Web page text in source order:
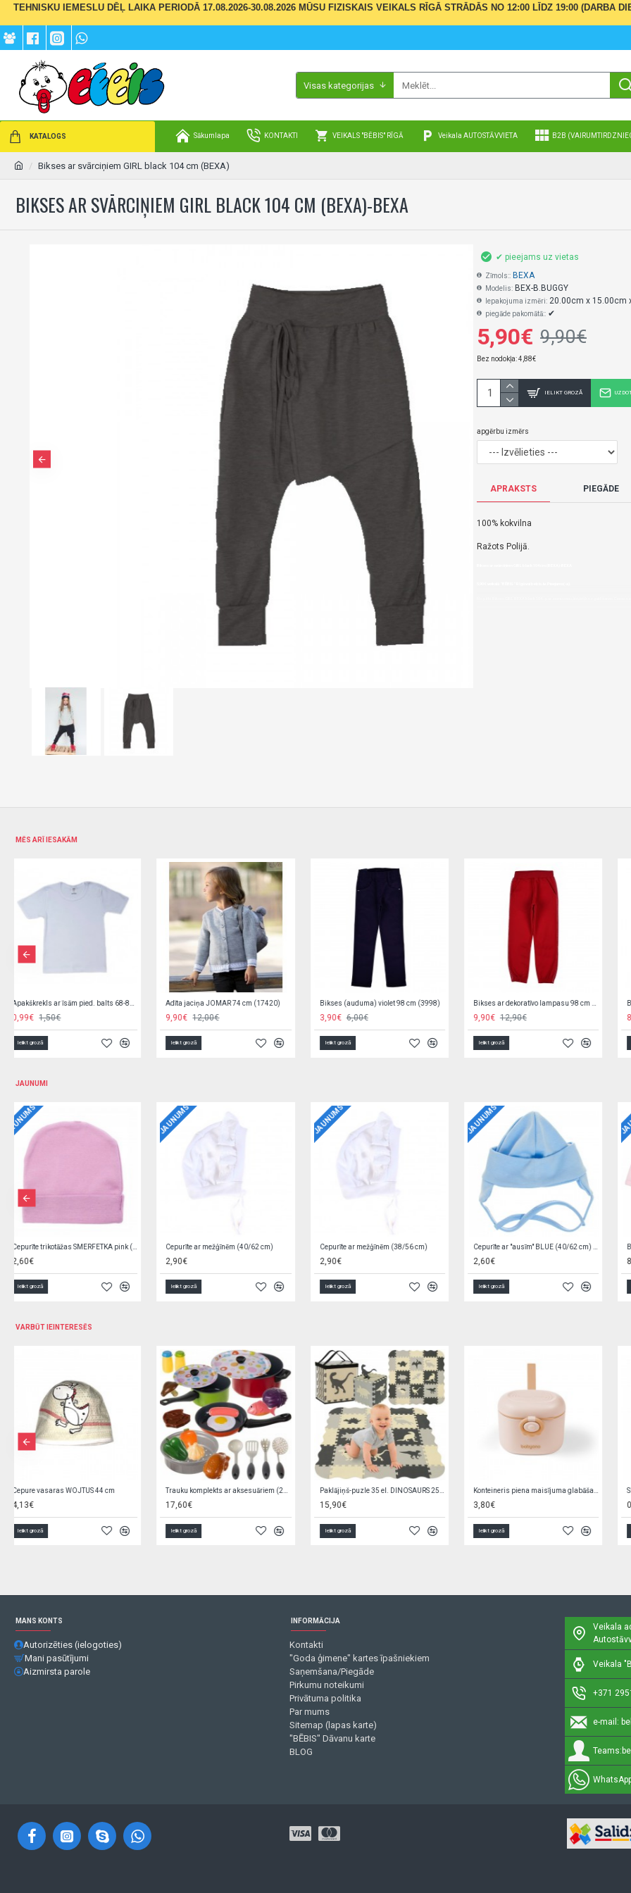
TEHNISKU IEMESLU DĒĻ LAIKA PERIODĀ 17.08.2026-30.08.2026 MŪSU FIZISKAIS VEIKALS RĪGĀ STRĀDĀS NO 12:00 LĪDZ 19:00 (DARBA
Visas kategorijas
KATALOGS Sākumlapa KONTAKTI VEIKALS "BĒBIS" RĪGĀ Veikala AUTOSTĀVVIETA B2B
Bikses ar svārciņiem GIRL black 104 cm (BEXA)
BIKSES AR SVĀRCIŅIEM GIRL BLACK 104 CM (BEXA)-BEXA
5,90€ 9,90€
Bez nodokļa: 4,88€
✔ pieejams uz vietas
Zīmols:: BEXA
Modelis: BEX-B.BUGGY
Iepakojuma izmēri: 20.00cm x 15.00cm
piegāde pakomātā:: ✔
apgērbu izmērs
IELIKT GROZĀ
APRAKSTS PIEGĀDE
100% kokvilna
Ražots Polijā.
MĒS ARĪ IESAKĀM
Bikses ELEGANT 98 cm GT-7854
8,90€ 10,90€
Ielikt grozā
4,90€ 8,20€
Ielikt grozā
Bikses velveta RENIFER 8A MMDadak
4,90€ 16,93€
Ielikt grozā
4,90€ 16,93€
Ielikt grozā
JAUNUMI
JAUNUMS
Bodijs rozā, ar volānu 62 cm
8,90€
Ielikt grozā
JAUNUMS
Bodijs rozā, ar volānu 56 cm
8,90€
Ielikt grozā
JAUNUMS
Bodijs BEIGE STARS 62 cm
7,90€
Ielikt grozā
JAUNUMS
Autiņš marles BABY ZOO 70x80 cm
1,69€
Ielikt grozā
VARBŪT IEINTERESĒS
0,95€
Ielikt grozā
5,90€
Ielikt grozā
6,90€
Ielikt grozā
Mini-lellīte 14 cm ZA4173
1,50€
Ielikt grozā
MANS KONTS
Autorizēties (ielogoties)
Mani pasūtījumi
Aizmirsta parole
INFORMĀCIJA
Kontakti
"Goda ģimene" kartes īpašniekiem
Saņemšana/Piegāde
Pirkumu noteikumi
Privātuma politika
Par mums
Sitemap (lapas karte)
"BĒBIS" Dāvanu karte
BLOG
Veikala
Veikala
+371
e-mail:
Teams: